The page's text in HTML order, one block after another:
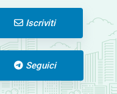
Iscriviti
Seguici